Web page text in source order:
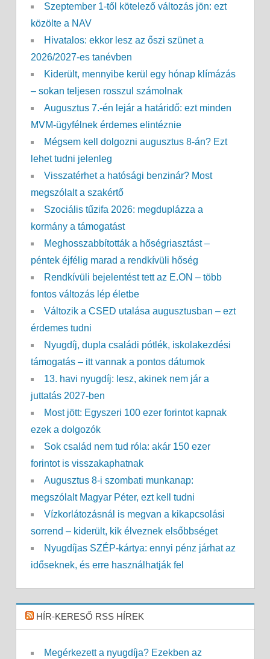
Szeptember 1-től kötelező változás jön: ezt
közölte a NAV
Hivatalos: ekkor lesz az őszi szünet a
2026/2027-es tanévben
Kiderült, mennyibe kerül egy hónap klímázás
– sokan teljesen rosszul számolnak
Augusztus 7.-én lejár a határidő: ezt minden
MVM-ügyfélnek érdemes elintéznie
Mégsem kell dolgozni augusztus 8-án? Ezt
lehet tudni jelenleg
Visszatérhet a hatósági benzinár? Most
megszólalt a szakértő
Szociális tűzifa 2026: megduplázza a
kormány a támogatást
Meghosszabbították a hőségriasztást –
péntek éjfélig marad a rendkívüli hőség
Rendkívüli bejelentést tett az E.ON – több
fontos változás lép életbe
Változik a CSED utalása augusztusban – ezt
érdemes tudni
Nyugdíj, dupla családi pótlék, iskolakezdési
támogatás – itt vannak a pontos dátumok
13. havi nyugdíj: lesz, akinek nem jár a
juttatás 2027-ben
Most jött: Egyszeri 100 ezer forintot kapnak
ezek a dolgozók
Sok család nem tud róla: akár 150 ezer
forintot is visszakaphatnak
Augusztus 8-i szombati munkanap:
megszólalt Magyar Péter, ezt kell tudni
Vízkorlátozásnál is megvan a kikapcsolási
sorrend – kiderült, kik élveznek elsőbbséget
Nyugdíjas SZÉP-kártya: ennyi pénz járhat az
időseknek, és erre használhatják fel
HÍR-KERESŐ RSS HÍREK
Megérkezett a nyugdíja? Ezekben az